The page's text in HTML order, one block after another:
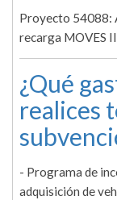
Proyecto 54088:
recarga MOVES
¿Qué
realices
- Programa de
adquisición de